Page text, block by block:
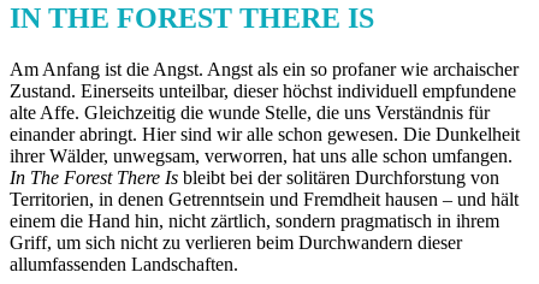
IN THE FOREST THERE IS
Am Anfang ist die Angst. Angst als ein so profaner wie archaischer
Zustand. Einerseits unteilbar, dieser höchst individuell empfundene
alte Affe. Gleichzeitig die wunde Stelle, die uns Verständnis für
einander abringt. Hier sind wir alle schon gewesen. Die Dunkelheit
ihrer Wälder, unwegsam, verworren, hat uns alle schon umfangen.
In The Forest There Is bleibt bei der solitären Durchforstung von
Territorien, in denen Getrenntsein und Fremdheit hausen – und hält
einem die Hand hin, nicht zärtlich, sondern pragmatisch in ihrem
Griff, um sich nicht zu verlieren beim Durchwandern dieser
allumfassenden Landschaften.